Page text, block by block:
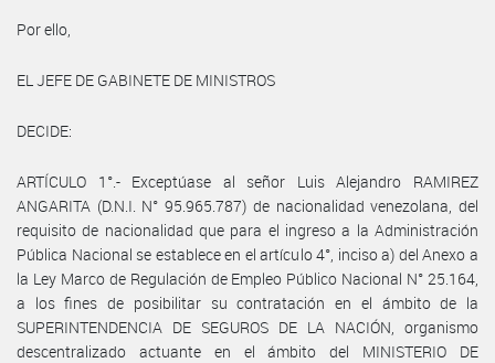
Por ello,
EL JEFE DE GABINETE DE MINISTROS
DECIDE:
ARTÍCULO 1°.- Exceptúase al señor Luis Alejandro RAMIREZ
ANGARITA (D.N.I. N° 95.965.787) de nacionalidad venezolana, del
requisito de nacionalidad que para el ingreso a la Administración
Pública Nacional se establece en el artículo 4°, inciso a) del Anexo a
la Ley Marco de Regulación de Empleo Público Nacional N° 25.164,
a los fines de posibilitar su contratación en el ámbito de la
SUPERINTENDENCIA DE SEGUROS DE LA NACIÓN, organismo
descentralizado actuante en el ámbito del MINISTERIO DE